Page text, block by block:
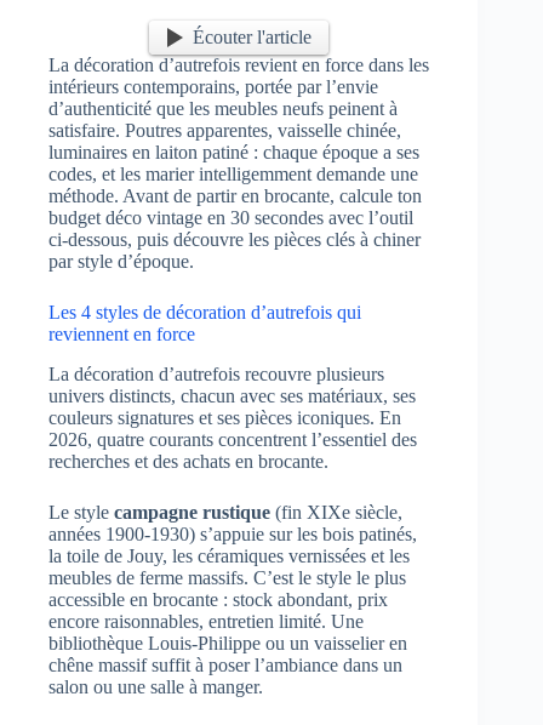
Écouter l'article
La décoration d’autrefois revient en force dans les
intérieurs contemporains, portée par l’envie
d’authenticité que les meubles neufs peinent à
satisfaire. Poutres apparentes, vaisselle chinée,
luminaires en laiton patiné : chaque époque a ses
codes, et les marier intelligemment demande une
méthode. Avant de partir en brocante, calcule ton
budget déco vintage en 30 secondes avec l’outil
ci-dessous, puis découvre les pièces clés à chiner
par style d’époque.
Les 4 styles de décoration d’autrefois qui
reviennent en force
La décoration d’autrefois recouvre plusieurs
univers distincts, chacun avec ses matériaux, ses
couleurs signatures et ses pièces iconiques. En
2026, quatre courants concentrent l’essentiel des
recherches et des achats en brocante.
Le style campagne rustique (fin XIXe siècle,
années 1900-1930) s’appuie sur les bois patinés,
la toile de Jouy, les céramiques vernissées et les
meubles de ferme massifs. C’est le style le plus
accessible en brocante : stock abondant, prix
encore raisonnables, entretien limité. Une
bibliothèque Louis-Philippe ou un vaisselier en
chêne massif suffit à poser l’ambiance dans un
salon ou une salle à manger.